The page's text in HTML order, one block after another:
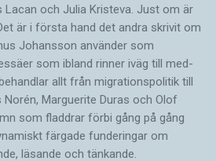
Lacan och Julia Kristeva. Just om är
är i första hand det andra skrivit om
Johansson använder som
som ibland rinner iväg till med­
allt från migrationspolitik till
Marguerite Duras och Olof
som fladdrar förbi gång på gång
färgade funderingar om
läsande och tänkande.